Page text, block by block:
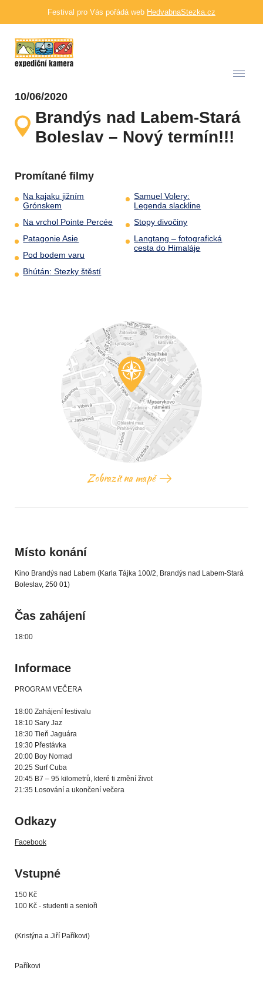
Festival pro Vás pořádá web HedvabnaStezka.cz
10/06/2020
Brandýs nad Labem-Stará
Boleslav – Nový termín!!!
Promítané filmy
Na kajaku jižním
Grónskem
Na vrchol Pointe Percée
Patagonie Asie
Pod bodem varu
Bhútán: Stezky štěstí
Samuel Volery:
Legenda slackline
Stopy divočiny
Langtang – fotografická
cesta do Himaláje
Zobrazit na mapě
Místo konání
Kino Brandýs nad Labem (Karla Tájka 100/2, Brandýs nad Labem-Stará
Boleslav, 250 01)
Čas zahájení
18:00
Informace
PROGRAM VEČERA
18:00 Zahájení festivalu
18:10 Sary Jaz
18:30 Tieň Jaguára
19:30 Přestávka
20:00 Boy Nomad
20:25 Surf Cuba
20:45 B7 – 95 kilometrů, které ti změní život
21:35 Losování a ukončení večera
Odkazy
Facebook
Vstupné
150 Kč
100 Kč - studenti a senioři
(Kristýna a Jiří Paříkovi)
Paříkovi